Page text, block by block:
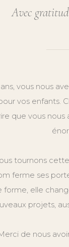
Avec
vous nous
vos enfants.
que vous
tournons
ferme ses
forme, elle
projets,
de nous